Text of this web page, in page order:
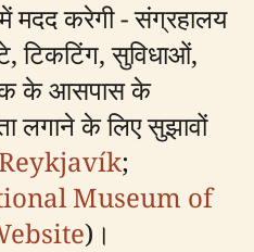
मदद करेगी - संग्रहालय
टिकटिंग, सुविधाओं,
के आसपास के
लगाने के लिए सुझावों
;
Museum of
)।